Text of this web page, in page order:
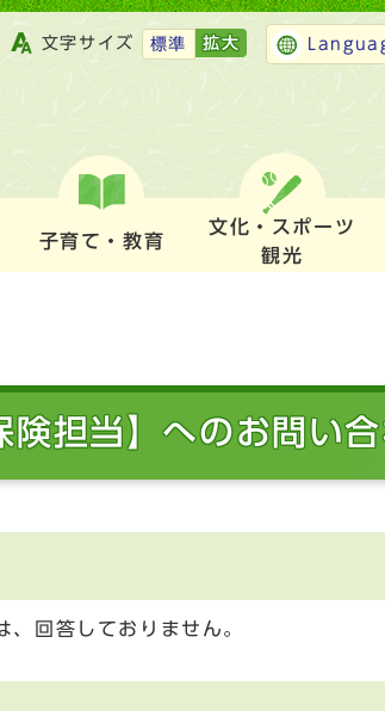
文字サイズ 標準 拡大
子育て・教育
文化・スポーツ
観光
険担当】へのお問い
回答しておりません。